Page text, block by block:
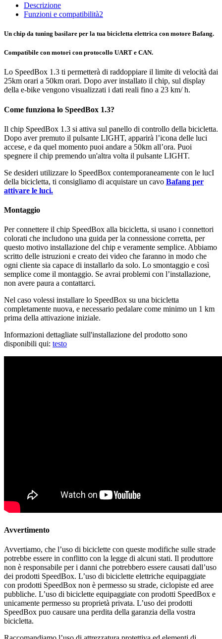
Descrizione
Funzioni e compatibilità2
Un chip da tuning basilare per la tua bicicletta elettrica con motore Bafang.
Compatibile con motori con protocollo UART e CAN.
Lo SpeedBox 1.3 ti permetterà di raddoppiare il limite di velocità dai
25km orari a 50km orari. Dopo aver installato il chip, sul display
della e-bike vengono visualizzati i dati reali fino a 23 km/ h.
Come funziona lo SpeedBox 1.3?
Il chip SpeedBox 1.3 si attiva sul panello di controllo della bicicletta.
Dopo aver premuto il pulsante LIGHT, apparirà l’icona delle luci
accese, e da quel momento puoi andare a 50km all’ora. Puoi
spegnere il chip premendo un'altra volta il pulsante LIGHT.
Se desideri utilizzare lo SpeedBox contemporaneamente con le lucI
della bicicletta, ti consigliamo di acquistare un cavo Bafang per
attivare le luci.
Montaggio
Per connettere il chip SpeedBox alla bicicletta, si usano i connettori
colorati che includono una guida per la connessione corretta, per
questo motivo installazione del chip e veramente semplice. Abbiamo
scritto delle istruzioni e creato dei video che faranno in modo che
ogni cliente sia capace di installarlo da solo. Lo smontaggio e così
semplice come il montaggio. Se avrai problemi con l’installazione,
non avere paura a contattarci.
Nel caso volessi installare lo SpeedBox su una bicicletta
completamente nuova, e necessario pedalare come minimo un 1 km
prima della attivazione iniziale.
Informazioni dettagliate sull'installazione del prodotto sono
disponibili qui: testo
Avvertimento
Avvertiamo, che l’uso di biciclette con queste modifiche sulle strade
potrebbe essere in conflitto con la legge di alcuni stati. Il produttore
non è responsabile per i danni che potrebbero essere causati dall’uso
dei prodotti SpeedBox. L’uso di biciclette elettriche equipaggiate
con prodotti SpeedBox non è permesso su strade, ciclopiste ed aree
pubbliche. L’uso di biciclette equipaggiate con prodotti SpeedBox e
unicamente permesso su proprietà privata. L’uso dei prodotti
SpeedBox puo causare una perdita della garanzia della vostra
bicicletta.